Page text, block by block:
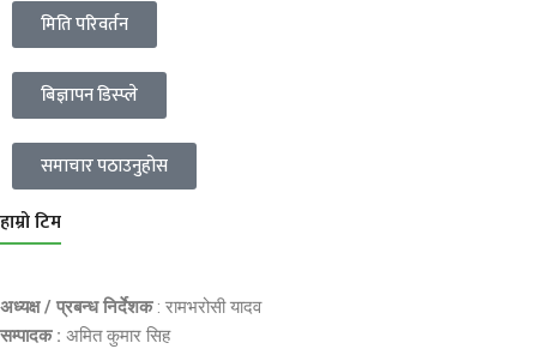
मिति परिवर्तन
बिज्ञापन डिस्प्ले
समाचार पठाउनुहोस
हाम्रो टिम
अध्यक्ष / प्रबन्ध निर्देशक: रामभरोसी यादव
सम्पादक : अमित कुमार सिह